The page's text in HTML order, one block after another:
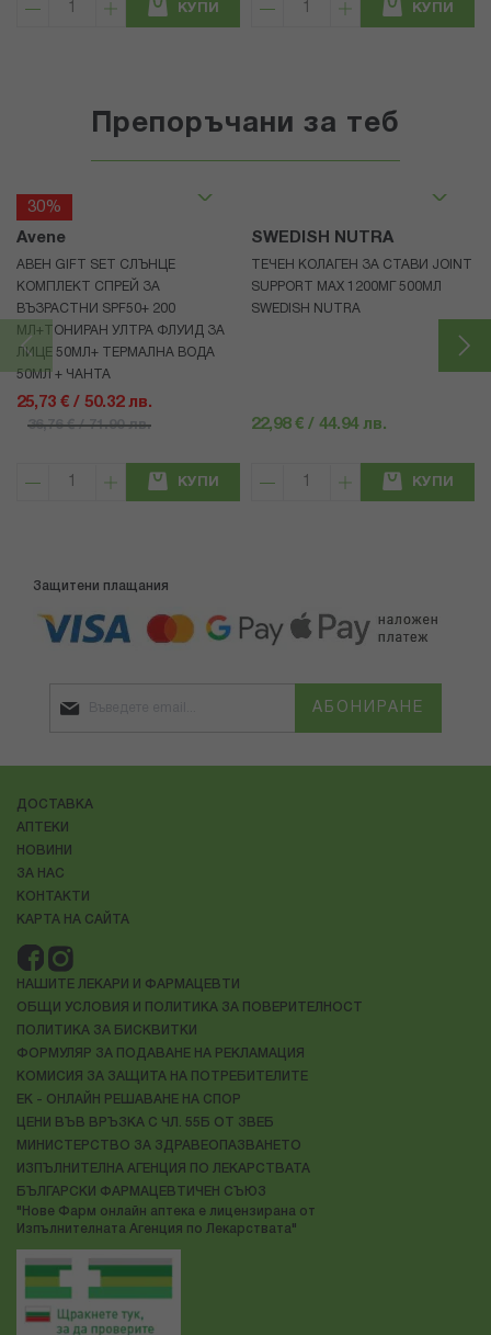
КУПИ КУПИ
Препоръчани за теб
30%
Avene
АВЕН GIFT SET СЛЪНЦЕ
КОМПЛЕКТ СПРЕЙ ЗА
ВЪЗРАСТНИ SPF50+ 200
МЛ+ТОНИРАН УЛТРА ФЛУИД ЗА
ЛИЦЕ 50МЛ+ ТЕРМАЛНА ВОДА
50МЛ + ЧАНТА
25,73 € / 50.32 лв.
36,76 € / 71.90 лв.
КУПИ
SWEDISH NUTRA
ТЕЧЕН КОЛАГЕН ЗА СТАВИ JOINT
SUPPORT MAX 1200МГ 500МЛ
SWEDISH NUTRA
22,98 € / 44.94 лв.
КУПИ
Защитени плащания
АБОНИРАНЕ
ДОСТАВКА
АПТЕКИ
НОВИНИ
ЗА НАС
КОНТАКТИ
КАРТА НА САЙТА
НАШИТЕ ЛЕКАРИ И ФАРМАЦЕВТИ
ОБЩИ УСЛОВИЯ И ПОЛИТИКА ЗА ПОВЕРИТЕЛНОСТ
ПОЛИТИКА ЗА БИСКВИТКИ
ФОРМУЛЯР ЗА ПОДАВАНЕ НА РЕКЛАМАЦИЯ
КОМИСИЯ ЗА ЗАЩИТА НА ПОТРЕБИТЕЛИТЕ
ЕК - ОНЛАЙН РЕШАВАНЕ НА СПОР
ЦЕНИ ВЪВ ВРЪЗКА С ЧЛ. 55Б ОТ ЗВЕБ
МИНИСТЕРСТВО ЗА ЗДРАВЕОПАЗВАНЕТО
ИЗПЪЛНИТЕЛНА АГЕНЦИЯ ПО ЛЕКАРСТВАТА
БЪЛГАРСКИ ФАРМАЦЕВТИЧЕН СЪЮЗ
"Нове Фарм онлайн аптека е лицензирана от
Изпълнителната Агенция по Лекарствата"